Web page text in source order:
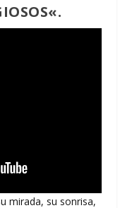
«.
mirada, su sonrisa,